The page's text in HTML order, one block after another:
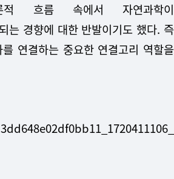
적 흐름 속에서 자연과학이
는 경향에 대한 반발이기도 했다. 즉
연결하는 중요한 연결고리 역할을